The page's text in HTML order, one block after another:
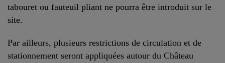
tabouret ou fauteuil pliant ne pourra être introduit sur le
site.
Par ailleurs, plusieurs restrictions de circulation et de
stationnement seront appliquées autour du Château